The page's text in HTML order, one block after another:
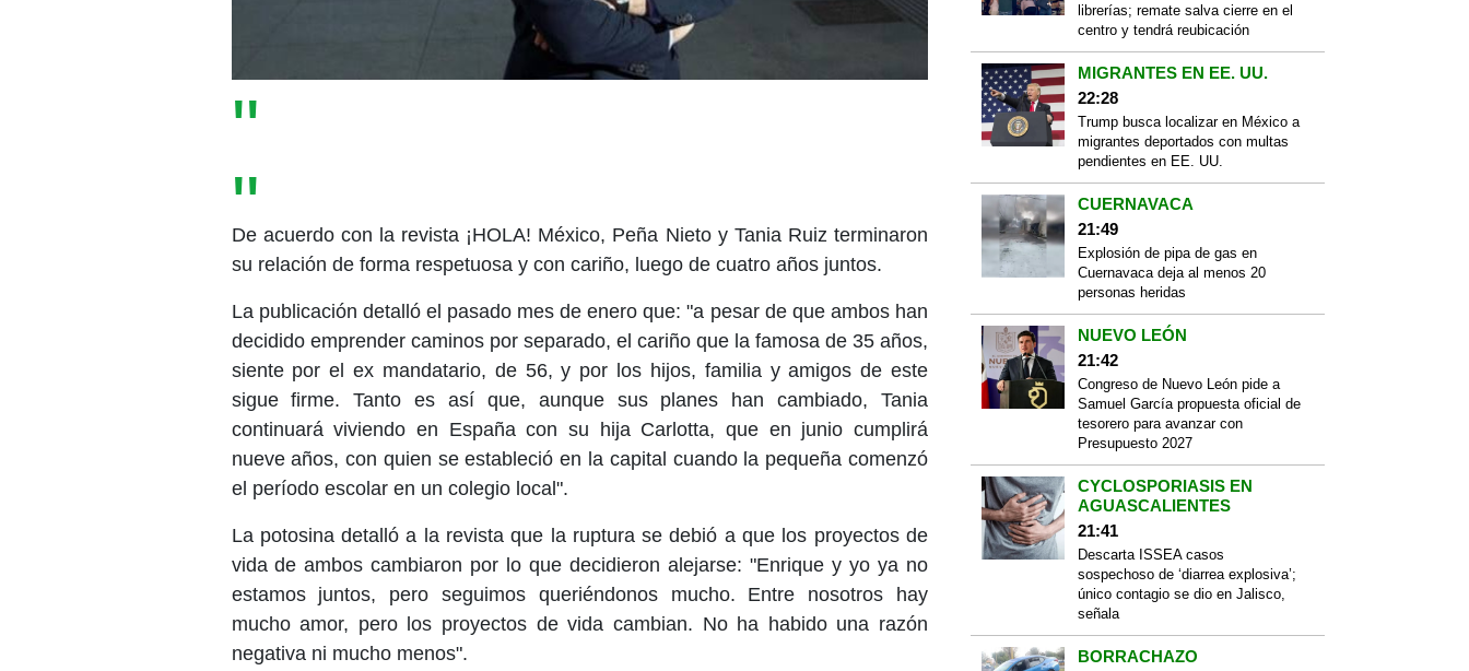
​De acuerdo con la revista ¡HOLA! México, Peña Nieto y Tania Ruiz terminaron
su relación de forma respetuosa y con cariño, luego de cuatro años juntos.
La publicación detalló el pasado mes de enero que: "a pesar de que ambos han
decidido emprender caminos por separado, el cariño que la famosa de 35 años,
siente por el ex mandatario, de 56, y por los hijos, familia y amigos de este
sigue firme. Tanto es así que, aunque sus planes han cambiado, Tania
continuará viviendo en España con su hija Carlotta, que en junio cumplirá
nueve años, con quien se estableció en la capital cuando la pequeña comenzó
el período escolar en un colegio local".
La potosina detalló a la revista que la ruptura se debió a que los proyectos de
vida de ambos cambiaron por lo que decidieron alejarse: "Enrique y yo ya no
estamos juntos, pero seguimos queriéndonos mucho. Entre nosotros hay
mucho amor, pero los proyectos de vida cambian. No ha habido una razón
negativa ni mucho menos".
librerías; remate salva cierre en el
centro y tendrá reubicación
MIGRANTES EN EE. UU.
22:28
Trump busca localizar en México a
migrantes deportados con multas
pendientes en EE. UU.
CUERNAVACA
21:49
Explosión de pipa de gas en
Cuernavaca deja al menos 20
personas heridas
NUEVO LEÓN
21:42
Congreso de Nuevo León pide a
Samuel García propuesta oficial de
tesorero para avanzar con
Presupuesto 2027
CYCLOSPORIASIS EN
AGUASCALIENTES
21:41
Descarta ISSEA casos
sospechoso de ‘diarrea explosiva’;
único contagio se dio en Jalisco,
señala
BORRACHAZO